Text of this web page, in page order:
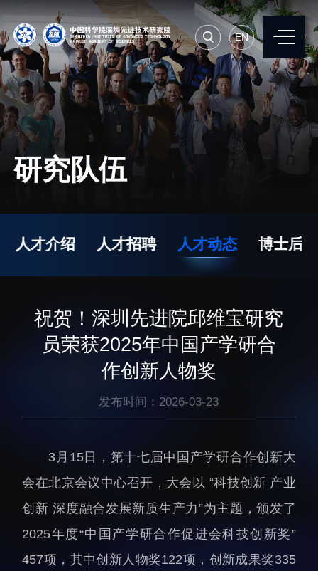
EN
常用系统 人才招聘 联系我们 EN
机构简介
院长寄语
统计数据
研究机构
先进集成技术研究所
生物医学与健康工程研
究所
生物医药与技术研究所
脑认知与脑疾病研究所
合成生物学研究所
材料人工智能研究所
研究队伍
人才介绍 人才招聘 人才动态 博士后
祝贺！深圳先进院邱维宝研究
员荣获2025年中国产学研合
作创新人物奖
发布时间：2026-03-23
3月15日，第十七届中国产学研合作创新大
会在北京会议中心召开，大会以 “科技创新 产业
创新 深度融合发展新质生产力”为主题，颁发了
2025年度“中国产学研合作促进会科技创新奖”
457项，其中创新人物奖122项，创新成果奖335